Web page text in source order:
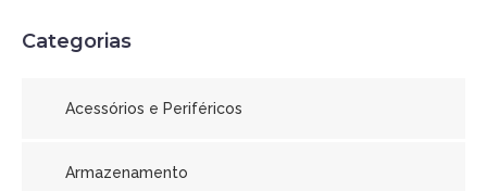
Categorias
Acessórios e Periféricos
Armazenamento